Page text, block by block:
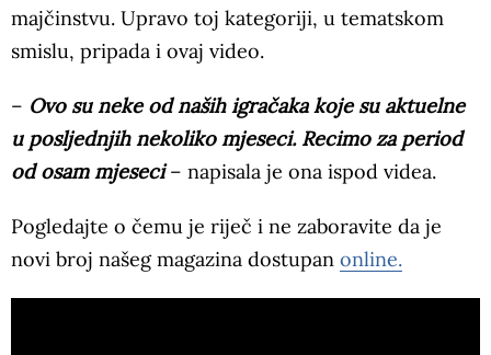
majčinstvu. Upravo toj kategoriji, u tematskom
smislu, pripada i ovaj video.
– Ovo su neke od naših igračaka koje su aktuelne
u posljednjih nekoliko mjeseci. Recimo za period
od osam mjeseci– napisala je ona ispod videa.
Pogledajte o čemu je riječ i ne zaboravite da je
novi broj našeg magazina dostupan online.